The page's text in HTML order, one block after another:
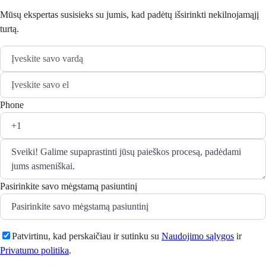
Mūsų ekspertas susisieks su jumis, kad padėtų išsirinkti nekilnojamąjį
turtą.
Phone
Pasirinkite savo mėgstamą pasiuntinį
Patvirtinu, kad perskaičiau ir sutinku su Naudojimo sąlygos ir
Privatumo politika.